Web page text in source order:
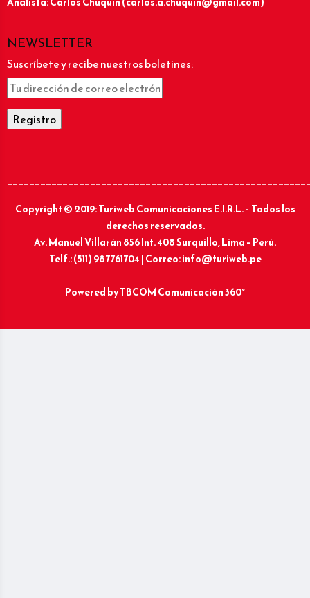
NEWSLETTER
Suscríbete y recibe nuestros boletines:
Copyright © 2019: Turiweb Comunicaciones E.I.R.L. – Todos los
derechos reservados.
Av. Manuel Villarán 856 Int. 408 Surquillo, Lima – Perú.
Telf.: (511) 987761704 | Correo: info@turiweb.pe
Powered byTBCOM Comunicación 360°